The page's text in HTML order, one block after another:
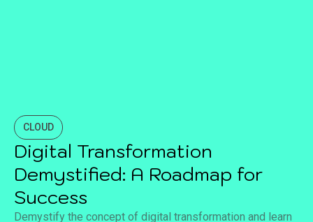
CLOUD
Digital Transformation
Demystified: A Roadmap for
Success
Demystify the concept of digital transformation and learn